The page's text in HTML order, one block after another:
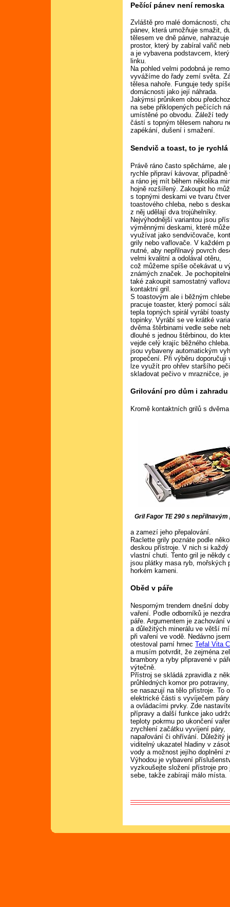
Pečící pánev není remoska
Zvláště pro malé domácnosti,
pánev, která umožňuje smažit,
tělesem ve dně pánve,
prostor, který by zabíral vařič
a je vybavena podstavcem,
linku.
Na pohled velmi podobná je
vyvážíme do řady zemí světa.
tělesa nahoře. Funguje tedy
domácnosti jako její náhrada.
Jakýmsi průnikem obou
na sebe přiklopených pečících
umístěné po obvodu. Záleží
částí s topným tělesem nahoru
zapékání, dušení i smažení.
Sendvič a toast, to je
Právě ráno často spěcháme,
rychle připraví kávovar,
a ráno jej mít během několika
hojně rozšířený. Zakoupit ho
s topnými deskami ve tvaru
toastového chleba, nebo s
z něj udělají dva trojúhelníky.
Nejvýhodnější variantou jsou
výměnnými deskami, které
využívat jako sendvičovače,
grily nebo vaflovače. V každém
nutné, aby nepřilnavý povrch
velmi kvalitní a odolával otěru,
což můžeme spíše očekávat u
známých značek. Je
také zakoupit samostatný
kontaktní gril.
S toastovým ale i běžným
pracuje toaster, který pomocí
tepla topných spirál vyrábí
topinky. Vyrábí se ve krátké
dvěma štěrbinami vedle sebe
dlouhé s jednou štěrbinou, do
vejde celý krajíc běžného
jsou vybaveny automatickým
propečení. Při výběru
lze využít pro ohřev staršího
skladovat pečivo v mrazničce,
Grilování pro dům i zahradu
Kromě kontaktních grilů s
Gril Fagor TE 290 s
a zamezí jeho přepalování.
Raclette grily poznáte podle
deskou přístroje. V nich si
vlastní chuti. Tento gril je někdy
jsou plátky masa ryb, mořských
horkém kameni.
Oběd v páře
Nesporným trendem dnešní
vaření. Podle odborníků je
páře. Argumentemje zachování
a důležitých minerálu ve větší
při vaření ve vodě. Nedávno
otestoval parní hrnecTefal Vita
a musím potvrdit, že zejména
brambory a ryby připravené v
výtečně.
Přístroj se skládá zpravidla z
průhledných komor pro
se nasazují na tělo přístroje. To
elektrické části s vyvíječem páry
a ovládacími prvky. Zde
přípravy a další funkce jako
teploty pokrmu po ukončení
zrychlení začátku vyvíjení páry,
napařování či ohřívání. Důležitý
viditelný ukazatel hladiny v
vody a možnost jejího doplnění
Výhodou je vybavení
vyzkoušejte složení přístroje
sebe, takže zabírají málo místa.